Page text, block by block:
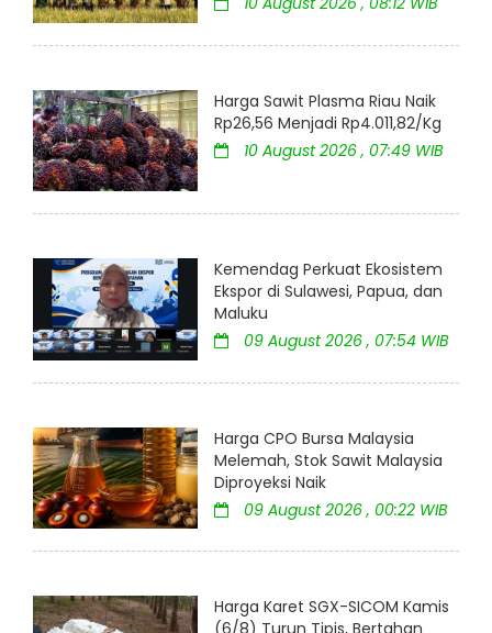
Harga Sawit Plasma Riau Naik
Rp26,56 Menjadi Rp4.011,82/Kg
10 August 2026 , 07:49 WIB
Kemendag Perkuat Ekosistem
Ekspor di Sulawesi, Papua, dan
Maluku
09 August 2026 , 07:54 WIB
Harga CPO Bursa Malaysia
Melemah, Stok Sawit Malaysia
Diproyeksi Naik
09 August 2026 , 00:22 WIB
Harga Karet SGX-SICOM Kamis
(6/8) Turun Tipis, Bertahan